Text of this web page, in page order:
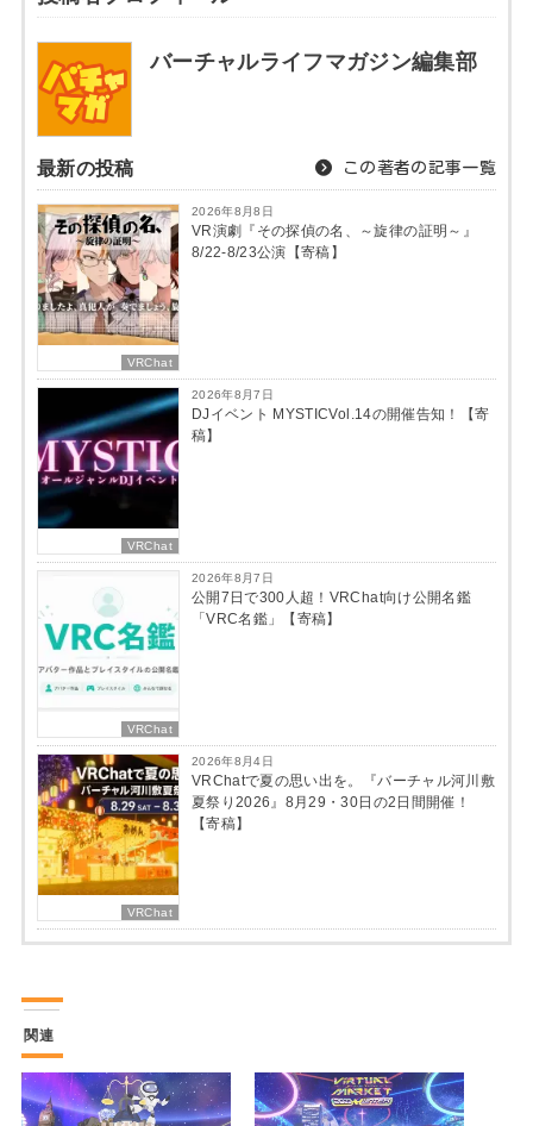
バーチャルライフマガジン編集部
最新の投稿 この著者の記事一覧
VRChat
2026年8月8日
VR演劇『その探偵の名、～旋律の証明～』
8/22-8/23公演【寄稿】
VRChat
2026年8月7日
DJイベント MYSTICVol.14の開催告知！【寄
稿】
VRChat
2026年8月7日
公開7日で300人超！VRChat向け公開名鑑
「VRC名鑑」【寄稿】
VRChat
2026年8月4日
VRChatで夏の思い出を。『バーチャル河川敷
夏祭り2026』8月29・30日の2日間開催！
【寄稿】
関連